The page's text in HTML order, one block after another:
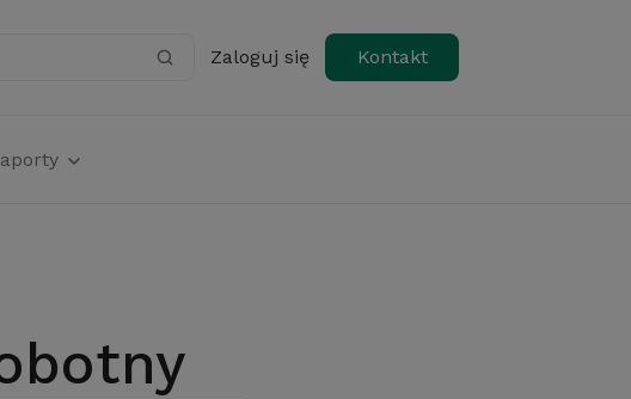
Zaloguj się Kontakt